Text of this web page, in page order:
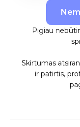
Pigiau
Skirtumas
ir patirtis,